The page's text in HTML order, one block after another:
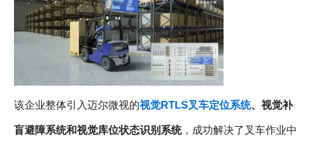
该企业整体引入迈尔微视的视觉RTLS叉车定位系统、视觉补
盲避障系统和视觉库位状态识别系统，成功解决了叉车作业中